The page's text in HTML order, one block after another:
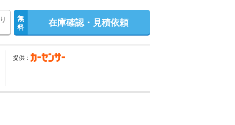
無
料
在庫確認・見積依頼
提供：